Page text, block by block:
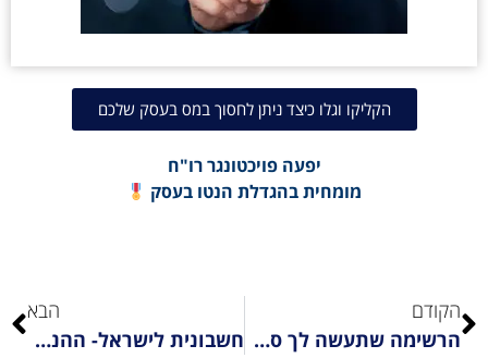
הקליקו וגלו כיצד ניתן לחסוך במס בעסק שלכם
יפעה פויכטונגר רו"ח
מומחית בהגדלת הנטו בעסק
הקודם
הרשימה שתעשה לך סדר לקראת סיום שנת הכספים 2023
הבא
חשבונית לישראל- ההנחיות המדוייקות